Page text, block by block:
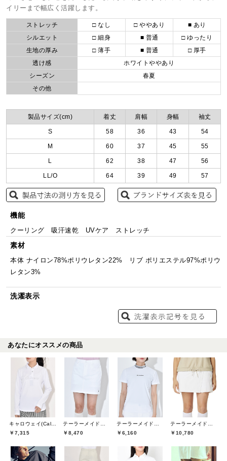
イリーまで幅広く活躍します。
ストレッチ □ なし □ ややあり
■ あり
シルエット
□ 細身 ■ 普通
□ ゆったり
生地の厚み
□ 薄手 ■ 普通
□ 厚手
透け感
ホワイトややあり
シーズン
春夏
その他
製品サイズ(cm) 着丈 肩幅 身幅 袖丈
S 58 36 43 54
M 60 37 45 55
L 62 38 47 56
LL/O 64 39 49 57
機能
クーリング 吸汗速乾 UVケア ストレッチ
素材
本体 ナイロン78%ポリウレタン22% リブ ポリエステル97%ポリウ
レタン3%
洗濯表示
あなたにオススメの商品
￥7,315
￥8,470
￥6,160
￥10,780